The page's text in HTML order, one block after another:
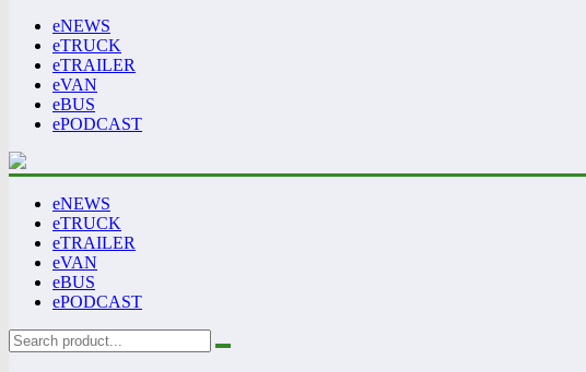
eNEWS
eTRUCK
eTRAILER
eVAN
eBUS
ePODCAST
eNEWS
eTRUCK
eTRAILER
eVAN
eBUS
ePODCAST